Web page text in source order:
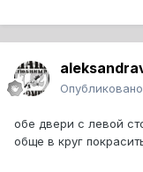
Опубликовано
обе двери с левой
обще в круг